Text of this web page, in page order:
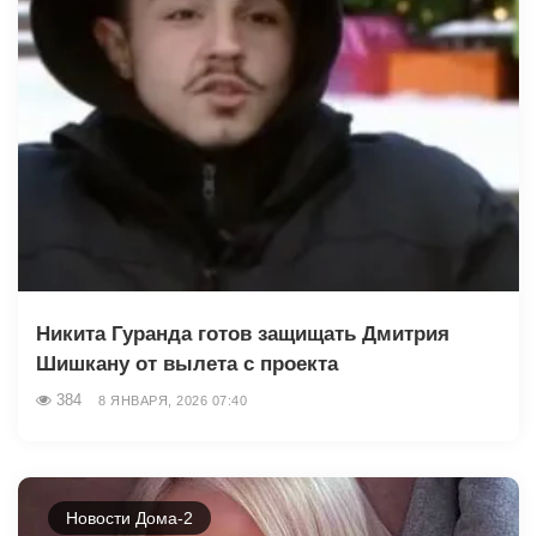
Никита Гуранда готов защищать Дмитрия
Шишкану от вылета с проекта
384 8 ЯНВАРЯ, 2026 07:40
Новости Дома-2